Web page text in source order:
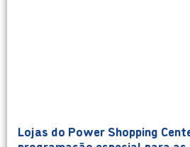
Lojas do Power Shopping